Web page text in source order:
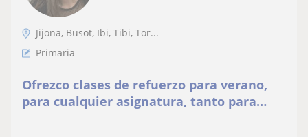
Jijona, Busot, Ibi, Tibi, Tor...
Primaria
Ofrezco clases de refuerzo para verano,
para cualquier asignatura, tanto para